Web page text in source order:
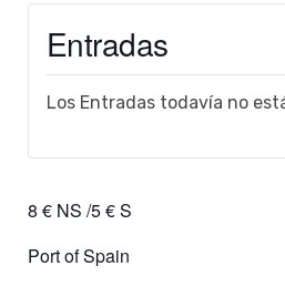
Entradas
Los Entradas todavía no
8 € NS /5 € S
Port of Spain